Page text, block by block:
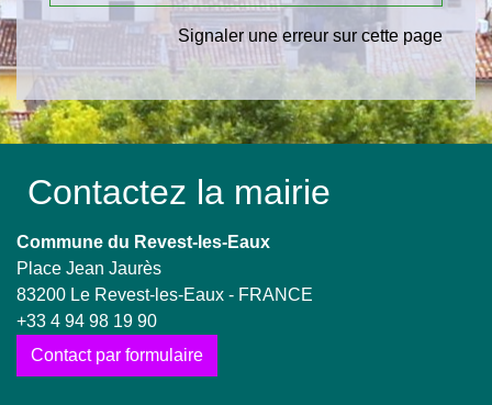
Signaler une erreur sur cette page
Contactez la mairie
Commune du Revest-les-Eaux
Place Jean Jaurès
83200 Le Revest-les-Eaux - FRANCE
+33 4 94 98 19 90
Contact par formulaire